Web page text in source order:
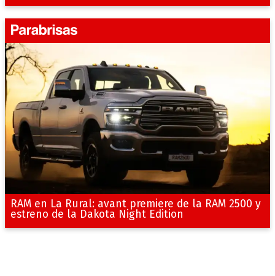
RAM en La Rural: avant premiere de la RAM 2500 y
estreno de la Dakota Night Edition